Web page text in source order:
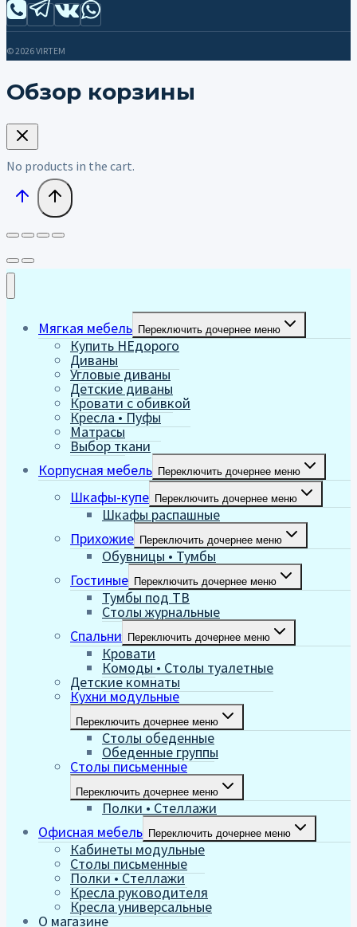
© 2026 VIRTEM
Обзор корзины
No products in the cart.
Мягкая мебель Переключить дочернее меню
Купить НЕдорого
Диваны
Угловые диваны
Детские диваны
Кровати с обивкой
Кресла • Пуфы
Матрасы
Выбор ткани
Корпусная мебель Переключить дочернее меню
Шкафы-купе Переключить дочернее меню
Шкафы распашные
Прихожие Переключить дочернее меню
Обувницы • Тумбы
Гостиные Переключить дочернее меню
Тумбы под ТВ
Столы журнальные
Спальни Переключить дочернее меню
Кровати
Комоды • Столы туалетные
Детские комнаты
Кухни модульные
Переключить дочернее меню
Столы обеденные
Обеденные группы
Столы письменные
Переключить дочернее меню
Полки • Стеллажи
Офисная мебель Переключить дочернее меню
Кабинеты модульные
Столы письменные
Полки • Стеллажи
Кресла руководителя
Кресла универсальные
О магазине